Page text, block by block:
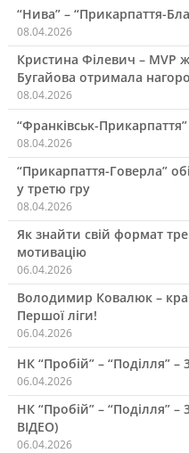
“Нива” – “Прикарпаття-
08.04.2026
Кристина Філевич – MVP
Бугайова отримала
08.04.2026
“Франківськ-
08.04.2026
“Прикарпаття-Говерла”
у третю гру
08.04.2026
Як знайти свій формат
мотивацію
06.04.2026
Володимир Ковалюк –
Першої ліги!
06.04.2026
НК “Пробій” – “Поділля” –
06.04.2026
НК “Пробій” – “Поділля”
ВІДЕО)
06.04.2026